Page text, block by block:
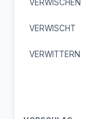
VERWISCHEN
VERWISCHT
VERWITTERN